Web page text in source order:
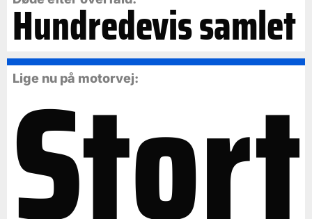
Hundredevis samlet
Lige nu på motorvej:
Stort